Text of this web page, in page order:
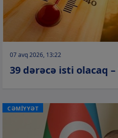
07 avq 2026, 13:22
39 dərəcə isti olacaq –
CƏMİYYƏT